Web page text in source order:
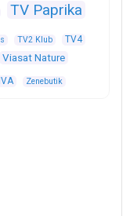
TV Paprika
TV2 Klub TV4
Viasat Nature
Zenebutik